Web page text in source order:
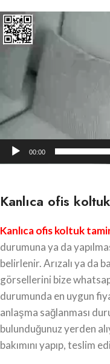
Video
oynatıcı
00:00
Kanlıca ofis
Kanlıca ofis koltuk
durumuna ya da
belirlenir. Arızalı ya da
görsellerini bize
durumunda en uygun
anlaşma sağlanması
bulunduğunuz yerden
bakımını yapıp, teslim